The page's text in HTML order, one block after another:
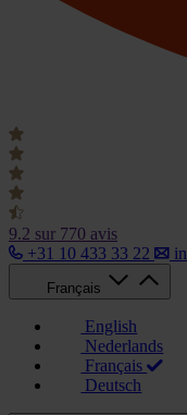
9.2 sur 770 avis
+31 10 433 33 22
Français
English
Nederlands
Français
Deutsch